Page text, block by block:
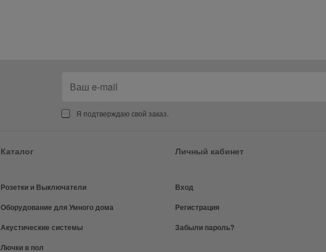
Я подтверждаю свой заказ.
Каталог
Розетки и Выключатели
Оборудование для Умного дома
Акустические системы
Лючки в пол
Личный кабинет
Вход
Регистрация
Забыли пароль?